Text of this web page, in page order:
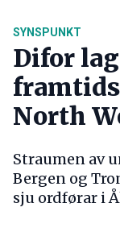
SYNSPUNKT
Difor
North
Straumen av
Bergen og
sju ordførar i